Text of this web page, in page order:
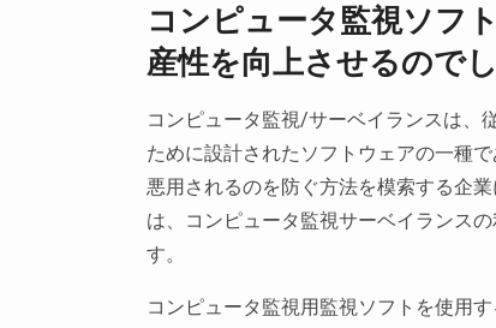
コンピュータ監視ソフ
産性を向上させるので
コンピュータ監視/サーベイランスは、
ために設計されたソフトウェアの一種
悪用されるのを防ぐ方法を模索する企
は、コンピュータ監視サーベイランス
す。
コンピュータ監視用監視ソフトを使用